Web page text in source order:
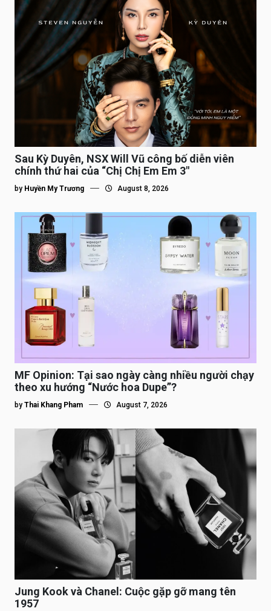
Sau Kỳ Duyên, NSX Will Vũ công bố diễn viên
chính thứ hai của “Chị Chị Em Em 3″
by Huyền My Trương August 8, 2026
MF Opinion: Tại sao ngày càng nhiều người chạy
theo xu hướng “Nước hoa Dupe”?
by Thai Khang Pham August 7, 2026
Jung Kook và Chanel: Cuộc gặp gỡ mang tên
1957